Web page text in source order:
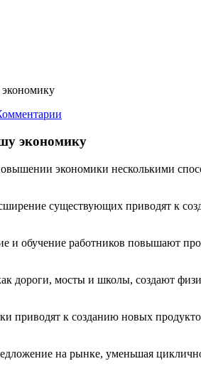
экономику
экономики несколькими
существующих приводят к
и обучение работников повышают
дороги, мосты и школы, создают
приводят к созданию новых
на рынке, уменьшая